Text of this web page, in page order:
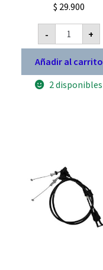
5.00
$ 29.900
-
Bateria
para
Triumph
675
Yamaha
TTR
250
+
Añadir al carrito
2 disponibles